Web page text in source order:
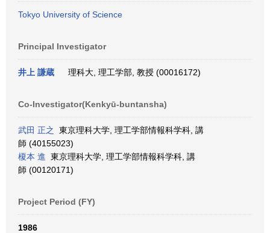
Tokyo University of Science
Principal Investigator
井上 謙蔵 理科大, 理工学部, 教授 (00016172)
Co-Investigator(Kenkyū-buntansha)
武田 正之
東京理科大学, 理工学部情報科学科, 講
師 (40155023)
榎本 進 東京理科大学, 理工学部情報科学科, 講
師 (00120171)
Project Period (FY)
1986